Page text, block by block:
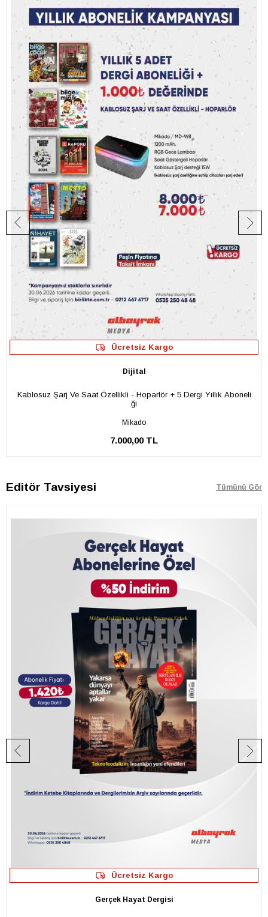
Ücretsiz Kargo
Dijital
Kablosuz Şarj Ve Saat Özellikli - Hoparlör + 5 Dergi Yıllık Aboneli
ği
Mikado
7.000,00 TL
Editör Tavsiyesi Tümünü Gör
Ücretsiz Kargo
Gerçek Hayat Dergisi